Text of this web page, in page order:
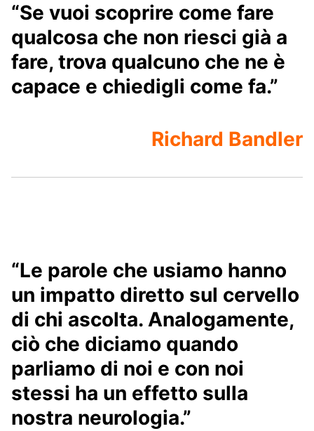
“Se vuoi scoprire come fare
qualcosa che non riesci già a
fare, trova qualcuno che ne è
capace e chiedigli come fa.”
Richard Bandler
“Le parole che usiamo hanno
un impatto diretto sul cervello
di chi ascolta. Analogamente,
ciò che diciamo quando
parliamo di noi e con noi
stessi ha un effetto sulla
nostra neurologia.”